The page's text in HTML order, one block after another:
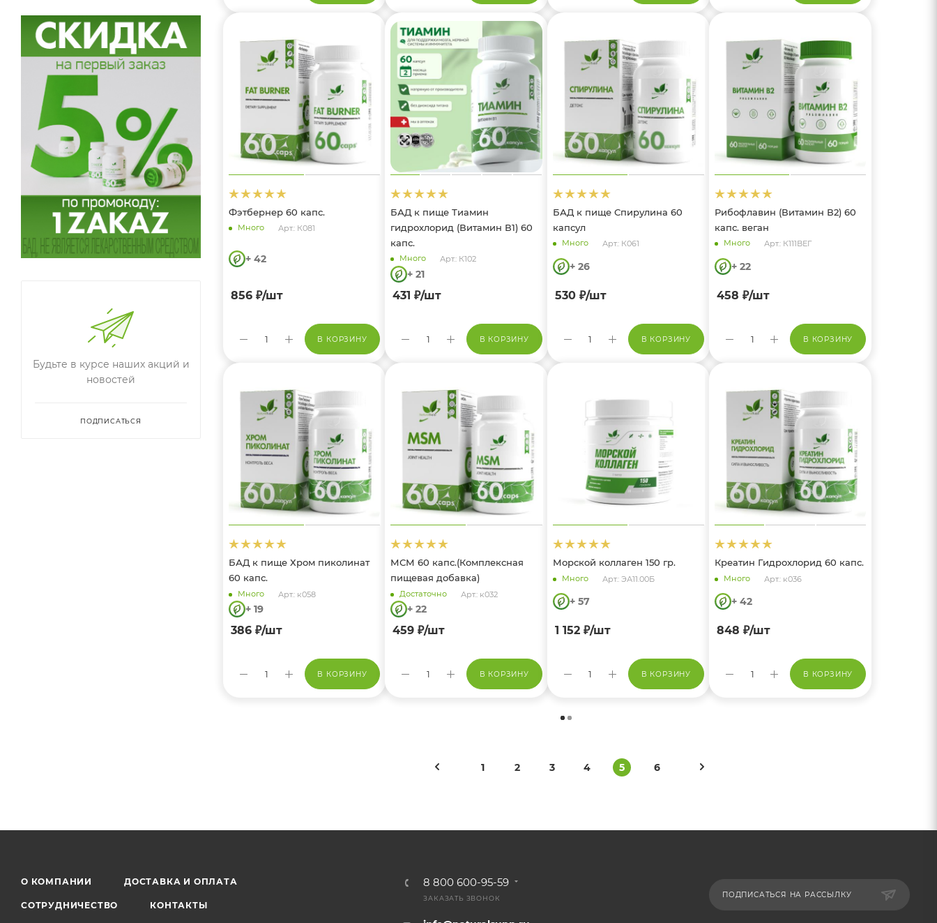
Фэтбернер 60 капс.
Много Арт.: К081
+ 42
856 ₽/шт
В КОРЗИНУ
БАД к пище Тиамин
гидрохлорид (Витамин В1) 60
капс.
Много Арт.: К102
+ 21
431 ₽/шт
В КОРЗИНУ
БАД к пище Спирулина 60
капсул
Много Арт.: К061
+ 26
530₽/шт
В КОРЗИНУ
Рибофлавин (Витамин В2) 60
капс. веган
Много Арт.: К111ВЕГ
+ 22
458 ₽/шт
В КОРЗИНУ
БАД к пище Хром пиколинат
60 капс.
Много Арт.: к058
+ 19
386 ₽/шт
В КОРЗИНУ
МСМ 60 капс.(Комплексная
пищевая добавка)
Достаточно Арт.: к032
+ 22
459 ₽/шт
В КОРЗИНУ
Морской коллаген 150 гр.
Много Арт.: ЭА11.00Б
+ 57
1 152₽/шт
В КОРЗИНУ
Креатин Гидрохлорид 60 капс.
Много Арт.: к036
+ 42
848 ₽/шт
В КОРЗИНУ
1 2 3 4 5 6
Будьте в курсе наших акций и
новостей
ПОДПИСАТЬСЯ
О КОМПАНИИ ДОСТАВКА И ОПЛАТА
СОТРУДНИЧЕСТВО КОНТАКТЫ
8 800 600-95-59
ЗАКАЗАТЬ ЗВОНОК ПОДПИСАТЬСЯ НА РАССЫЛКУ